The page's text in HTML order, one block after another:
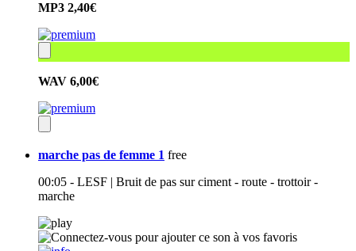
MP3 2,40€
WAV 6,00€
marche pas de femme 1 free
00:05 - LESF | Bruit de pas sur ciment - route - trottoir -
marche